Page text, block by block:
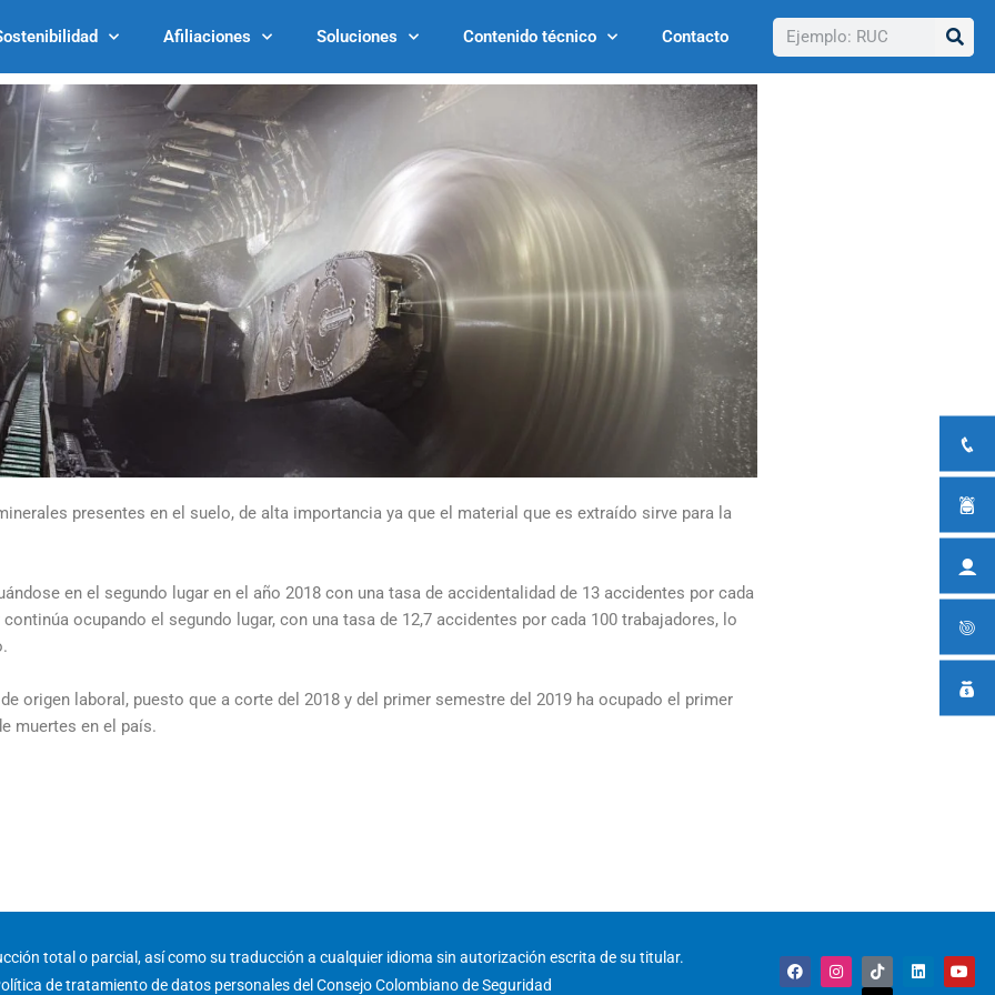
Afiliaciones Soluciones Contenido técnico Contacto Buscar
presentes en el suelo, de alta importancia ya que el material que es extraído sirve para la
en el segundo lugar en el año 2018 con una tasa de accidentalidad de 13 accidentes por cada
ocupando el segundo lugar, con una tasa de 12,7 accidentes por cada 100 trabajadores, lo
origen laboral, puesto que a corte del 2018 y del primer semestre del 2019 ha ocupado el primer
muertes en el país.
total o parcial, así como su traducción a cualquier idioma sin autorización escrita de su titular.
de tratamiento de datos personales del Consejo Colombiano de Seguridad
F
a
I
n
T
i
L
i
Y
o
X
-